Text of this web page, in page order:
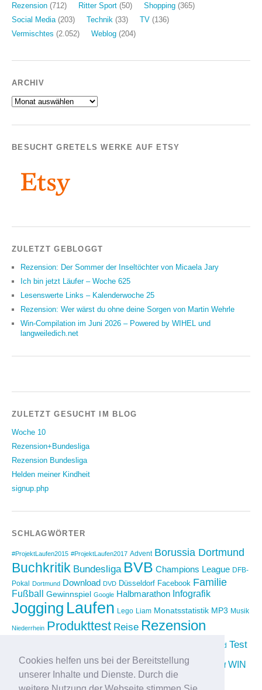
Cookies helfen uns bei der Bereitstellung
unserer Inhalte und Dienste. Durch die
Rezension (712) Ritter Sport (50) Shopping (365)
Social Media (203) Technik (33) TV (136)
Vermischtes (2.052) Weblog (204)
ARCHIV
Archiv
BESUCHT GRETELS WERKE AUF ETSY
ZULETZT GEBLOGGT
Rezension: Der Sommer der Inseltöchter von Micaela Jary
Ich bin jetzt Läufer – Woche 625
Lesenswerte Links – Kalenderwoche 25
Rezension: Wer wärst du ohne deine Sorgen von Martin Wehrle
Win-Compilation im Juni 2026 – Powered by WIHEL und
langweiledich.net
ZULETZT GESUCHT IM BLOG
Woche 10
Rezension+Bundesliga
Rezension Bundesliga
Helden meiner Kindheit
signup.php
SCHLAGWÖRTER
#ProjektLaufen2015 #ProjektLaufen2017 Advent Borussia Dortmund
Buchkritik Bundesliga BVB Champions League DFB-
Pokal Dortmund Download DVD Düsseldorf Facebook Familie
Fußball Gewinnspiel Google Halbmarathon Infografik
Jogging Laufen Lego Liam Monatsstatistik MP3 Musik
Niederrhein Produkttest Reise Rezension
sponsored Test
Twitter Urlaub Video vimeo Weihnachten Wettkampf WIN
Compilation
YouTube